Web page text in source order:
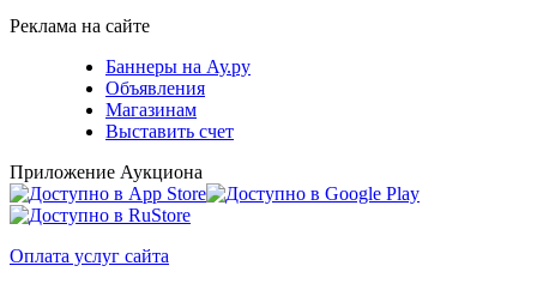
Реклама на сайте
Баннеры на Ау.ру
Объявления
Магазинам
Выставить счет
Приложение Аукциона
Оплата услуг сайта